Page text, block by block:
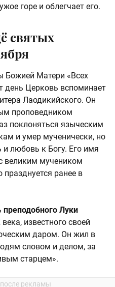
горе и облегчает его.
святых
Божией Матери «Всех
день Церковь вспоминает
Лаодикийского. Он
проповедником
поклоняться языческим
и умер мученически, но
и любовь к Богу. Его имя
великим мучеником
ранее в
преподобного Луки
известного своей
даром. Он жил в
словом и делом, за
старцем».